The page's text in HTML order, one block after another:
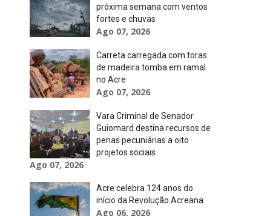
próxima semana com ventos
fortes e chuvas
Ago 07, 2026
Carreta carregada com toras
de madeira tomba em ramal
no Acre
Ago 07, 2026
Vara Criminal de Senador
Guiomard destina recursos de
penas pecuniárias a oito
projetos sociais
Ago 07, 2026
Acre celebra 124 anos do
início da Revolução Acreana
Ago 06, 2026